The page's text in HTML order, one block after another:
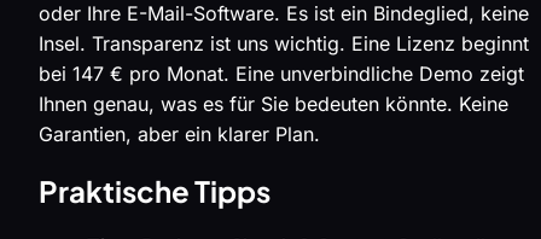
oder Ihre E-Mail-Software. Es ist ein Bindeglied, keine
Insel. Transparenz ist uns wichtig. Eine Lizenz beginnt
bei 147 € pro Monat. Eine unverbindliche Demo zeigt
Ihnen genau, was es für Sie bedeuten könnte. Keine
Garantien, aber ein klarer Plan.
Praktische Tipps